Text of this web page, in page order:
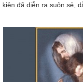
kiện đã diễn ra suôn sẻ,